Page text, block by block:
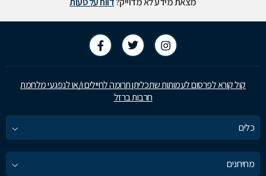
קול קורא לפרסום לעמותות שתכליתן תרומה לחיילים ו/או לנפגעי מלחמת
חרבות ברזל
כלים
מחירונים